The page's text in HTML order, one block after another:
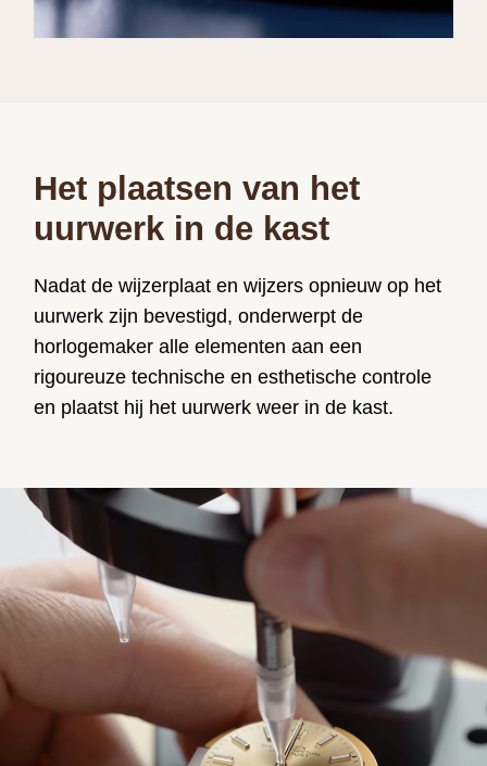
Het plaatsen van het
uurwerk in de kast
Nadat de wijzerplaat en wijzers opnieuw op het
uurwerk zijn bevestigd, onderwerpt de
horlogemaker alle elementen aan een
rigoureuze technische en esthetische controle
en plaatst hij het uurwerk weer in de kast.